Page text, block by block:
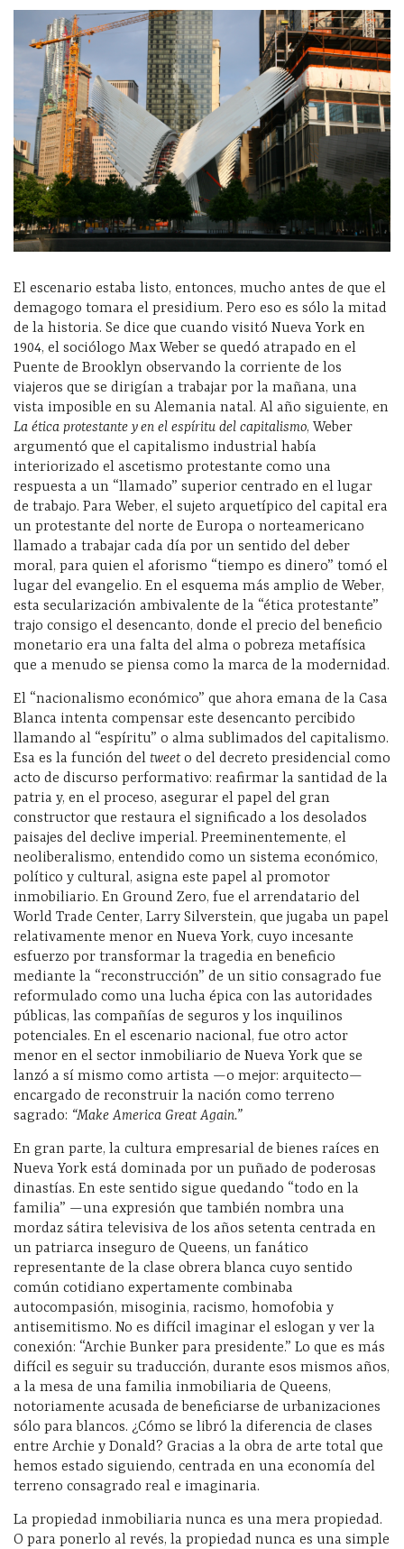
El escenario estaba listo, entonces, mucho antes de que el
demagogo tomara el presidium. Pero eso es sólo la mitad
de la historia. Se dice que cuando visitó Nueva York en
1904, el sociólogo Max Weber se quedó atrapado en el
Puente de Brooklyn observando la corriente de los
viajeros que se dirigían a trabajar por la mañana, una
vista imposible en su Alemania natal. Al año siguiente, en
La ética protestante y en el espíritu del capitalismo, Weber
argumentó que el capitalismo industrial había
interiorizado el ascetismo protestante como una
respuesta a un “llamado” superior centrado en el lugar
de trabajo. Para Weber, el sujeto arquetípico del capital era
un protestante del norte de Europa o norteamericano
llamado a trabajar cada día por un sentido del deber
moral, para quien el aforismo “tiempo es dinero” tomó el
lugar del evangelio. En el esquema más amplio de Weber,
esta secularización ambivalente de la “ética protestante”
trajo consigo el desencanto, donde el precio del beneficio
monetario era una falta del alma o pobreza metafísica
que a menudo se piensa como la marca de la modernidad.
El “nacionalismo económico” que ahora emana de la Casa
Blanca intenta compensar este desencanto percibido
llamando al “espíritu” o alma sublimados del capitalismo.
Esa es la función del tweeto del decreto presidencial como
acto de discurso performativo: reafirmar la santidad de la
patria y, en el proceso, asegurar el papel del gran
constructor que restaura el significado a los desolados
paisajes del declive imperial. Preeminentemente, el
neoliberalismo, entendido como un sistema económico,
político y cultural, asigna este papel al promotor
inmobiliario. En Ground Zero, fue el arrendatario del
World Trade Center, Larry Silverstein, que jugaba un papel
relativamente menor en Nueva York, cuyo incesante
esfuerzo por transformar la tragedia en beneficio
mediante la “reconstrucción” de un sitio consagrado fue
reformulado como una lucha épica con las autoridades
públicas, las compañías de seguros y los inquilinos
potenciales. En el escenario nacional, fue otro actor
menor en el sector inmobiliario de Nueva York que se
lanzó a sí mismo como artista —o mejor: arquitecto—
encargado de reconstruir la nación como terreno
sagrado: “Make America Great Again.”
En gran parte, la cultura empresarial de bienes raíces en
Nueva York está dominada por un puñado de poderosas
dinastías. En este sentido sigue quedando “todo en la
familia” —una expresión que también nombra una
mordaz sátira televisiva de los años setenta centrada en
un patriarca inseguro de Queens, un fanático
representante de la clase obrera blanca cuyo sentido
común cotidiano expertamente combinaba
autocompasión, misoginia, racismo, homofobia y
antisemitismo. No es difícil imaginar el eslogan y ver la
conexión: “Archie Bunker para presidente.” Lo que es más
difícil es seguir su traducción, durante esos mismos años,
a la mesa de una familia inmobiliaria de Queens,
notoriamente acusada de beneficiarse de urbanizaciones
sólo para blancos. ¿Cómo se libró la diferencia de clases
entre Archie y Donald? Gracias a la obra de arte total que
hemos estado siguiendo, centrada en una economía del
terreno consagrado real e imaginaria.
La propiedad inmobiliaria nunca es una mera propiedad.
O para ponerlo al revés, la propiedad nunca es una simple